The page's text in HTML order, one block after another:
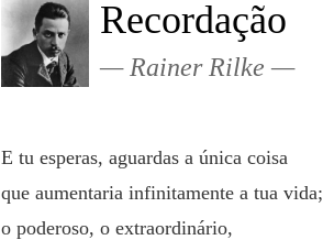
Recordação
Rainer Rilke
E tu esperas, aguardas a única coisa
que aumentaria infinitamente a tua vida;
o poderoso, o extraordinário,